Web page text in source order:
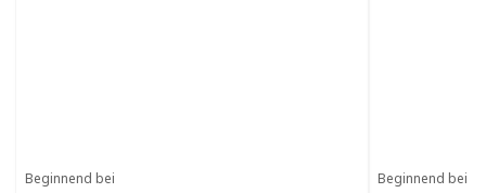
Beginnend bei Beginnend bei